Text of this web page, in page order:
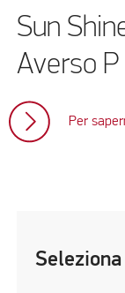
Sun
Averso
Per